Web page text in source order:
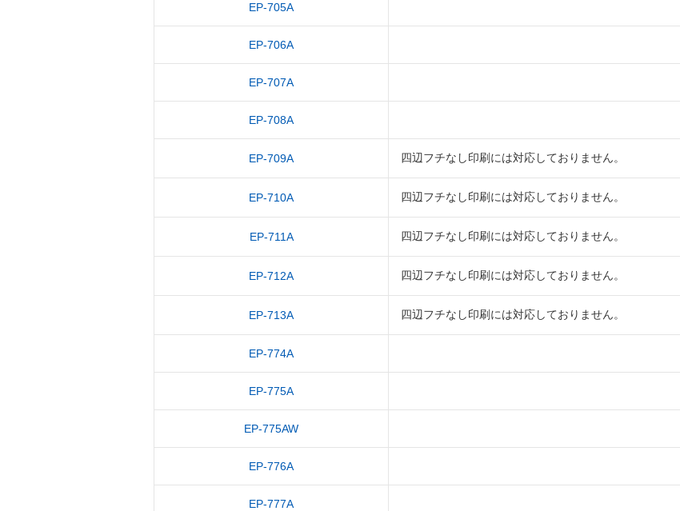
EP-705A
EP-706A
EP-707A
EP-708A
EP-709A 四辺フチなし印刷には対応しておりません。
EP-710A 四辺フチなし印刷には対応しておりません。
EP-711A 四辺フチなし印刷には対応しておりません。
EP-712A 四辺フチなし印刷には対応しておりません。
EP-713A 四辺フチなし印刷には対応しておりません。
EP-774A
EP-775A
EP-775AW
EP-776A
EP-777A